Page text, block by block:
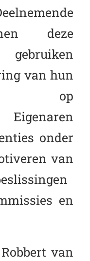
deze
gebruiken
van hun
op
onder
van
en
van